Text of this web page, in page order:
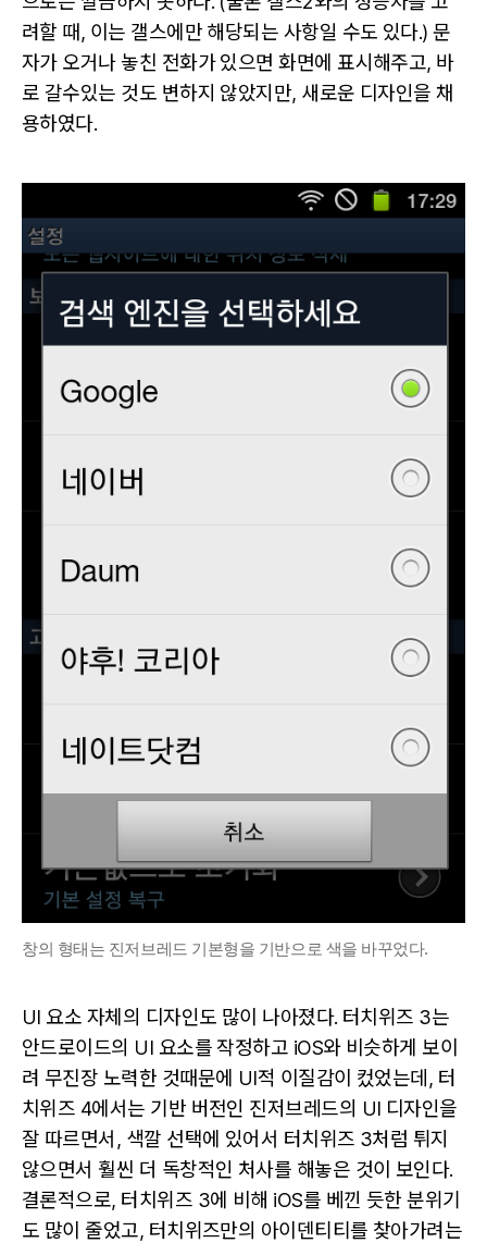
려할 때, 이는 갤스에만 해당되는 사항일 수도 있다.) 문
자가 오거나 놓친 전화가 있으면 화면에 표시해주고, 바
로 갈수있는 것도 변하지 않았지만, 새로운 디자인을 채
용하였다.
창의 형태는 진저브레드 기본형을 기반으로 색을 바꾸었다.
UI 요소 자체의 디자인도 많이 나아졌다. 터치위즈 3는
안드로이드의 UI 요소를 작정하고 iOS와 비슷하게 보이
려 무진장 노력한 것때문에 UI적 이질감이 컸었는데, 터
치위즈 4에서는 기반 버전인 진저브레드의 UI 디자인을
잘 따르면서, 색깔 선택에 있어서 터치위즈 3처럼 튀지
않으면서 훨씬 더 독창적인 처사를 해놓은 것이 보인다.
결론적으로, 터치위즈 3에 비해 iOS를 베낀 듯한 분위기
도 많이 줄었고, 터치위즈만의 아이덴티티를 찾아가려는